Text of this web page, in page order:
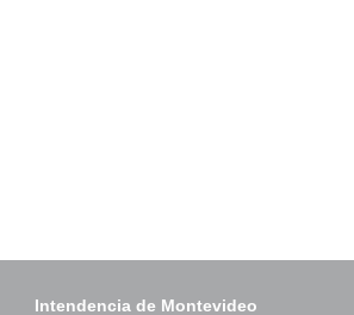
Intendencia de Montevideo